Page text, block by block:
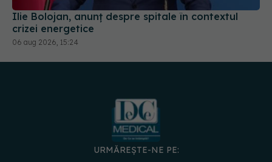
Ilie Bolojan, anunț despre spitale în contextul
crizei energetice
06 aug 2026, 15:24
URMĂREȘTE-NE PE: